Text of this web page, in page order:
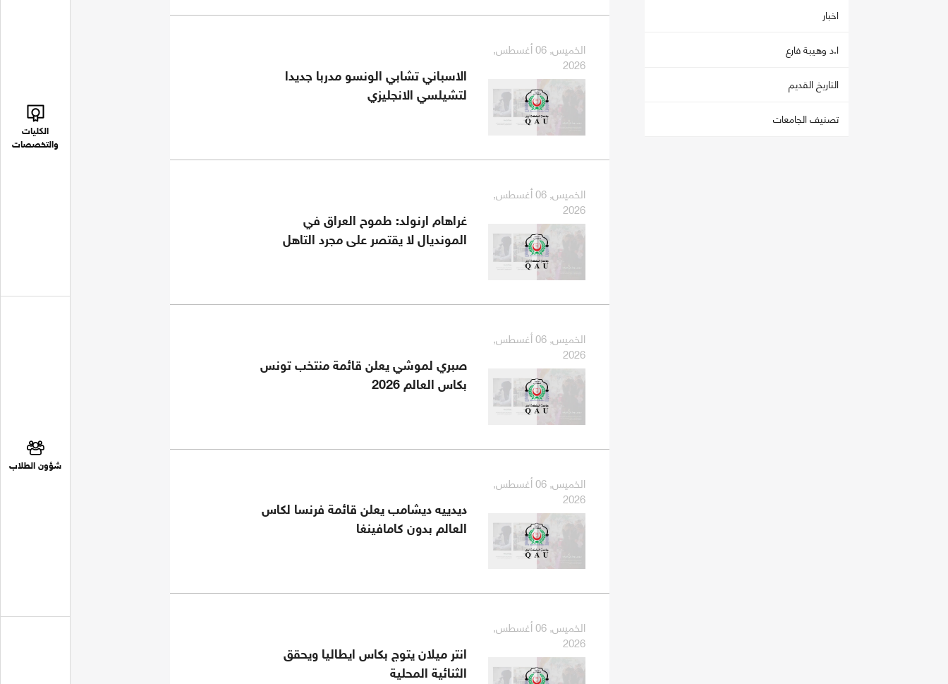
الكليات
والتخصصات
شؤون الطلاب
اخبار
ا.د وهيبة فارع
التاريخ القديم
تصنيف الجامعات
الخميس, 06 أغسطس,
2026
الاسباني تشابي الونسو مدربا جديدا
لتشيلسي الانجليزي
الخميس, 06 أغسطس,
2026
غراهام ارنولد: طموح العراق في
المونديال لا يقتصر على مجرد التاهل
الخميس, 06 أغسطس,
2026
صبري لموشي يعلن قائمة منتخب تونس
بكاس العالم 2026
الخميس, 06 أغسطس,
2026
ديدييه ديشامب يعلن قائمة فرنسا لكاس
العالم بدون كامافينغا
الخميس, 06 أغسطس,
2026
انتر ميلان يتوج بكاس ايطاليا ويحقق
الثنائية المحلية